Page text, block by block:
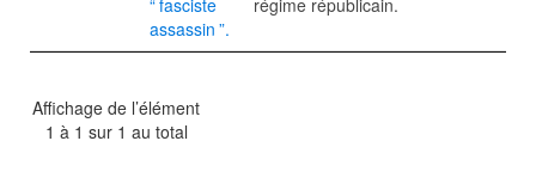
“fasciste
assassin ”.
régime républicain.
Affichage de l’élément
1 à 1 sur 1 au total